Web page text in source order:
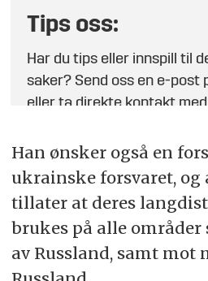
Tips oss:
Har du tips eller innspill til
saker? Send oss en e-post
eller ta direkte kontakt med
Han ønsker også en
ukrainske forsvaret,
tillater at deres
brukes på alle områder
av Russland, samt